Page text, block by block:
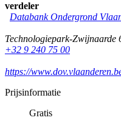
verdeler
Databank Ondergrond
Technologiepark-Zwijnaarde
+32 9 240 75 00
https://
Prijsinformatie
Gratis